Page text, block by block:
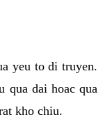
yeu to di truyen.
qua dai hoac qua
kho chiu.